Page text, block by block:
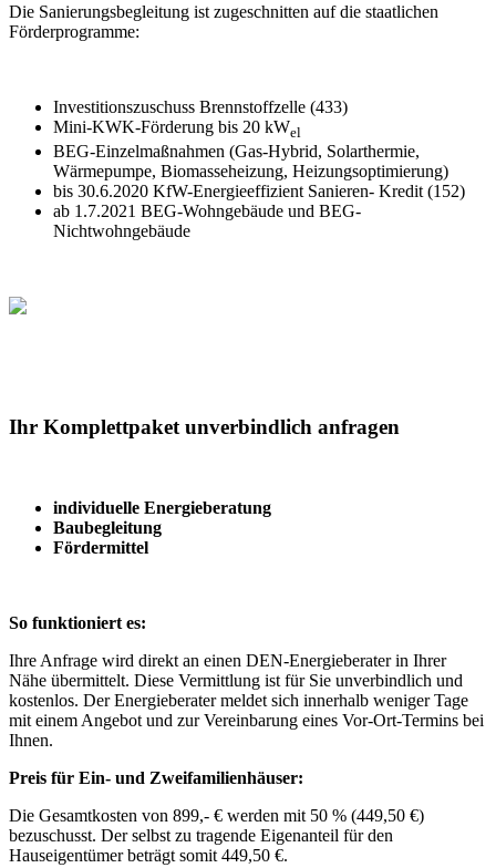
Die Sanierungsbegleitung ist zugeschnitten auf die staatlichen
Förderprogramme:
Investitionszuschuss Brennstoffzelle (433)
Mini-KWK-Förderung bis 20 kWel
BEG-Einzelmaßnahmen (Gas-Hybrid, Solarthermie,
Wärmepumpe, Biomasseheizung, Heizungsoptimierung)
bis 30.6.2020 KfW-Energieeffizient Sanieren- Kredit (152)
ab 1.7.2021 BEG-Wohngebäude und BEG-
Nichtwohngebäude
Ihr Komplettpaket unverbindlich anfragen
individuelle Energieberatung
Baubegleitung
Fördermittel
So funktioniert es:
Ihre Anfrage wird direkt an einen DEN-Energieberater in Ihrer
Nähe übermittelt. Diese Vermittlung ist für Sie unverbindlich und
kostenlos. Der Energieberater meldet sich innerhalb weniger Tage
mit einem Angebot und zur Vereinbarung eines Vor-Ort-Termins bei
Ihnen.
Preis für Ein- und Zweifamilienhäuser:
Die Gesamtkosten von 899,- € werden mit 50 % (449,50 €)
bezuschusst. Der selbst zu tragende Eigenanteil für den
Hauseigentümer beträgt somit 449,50 €.